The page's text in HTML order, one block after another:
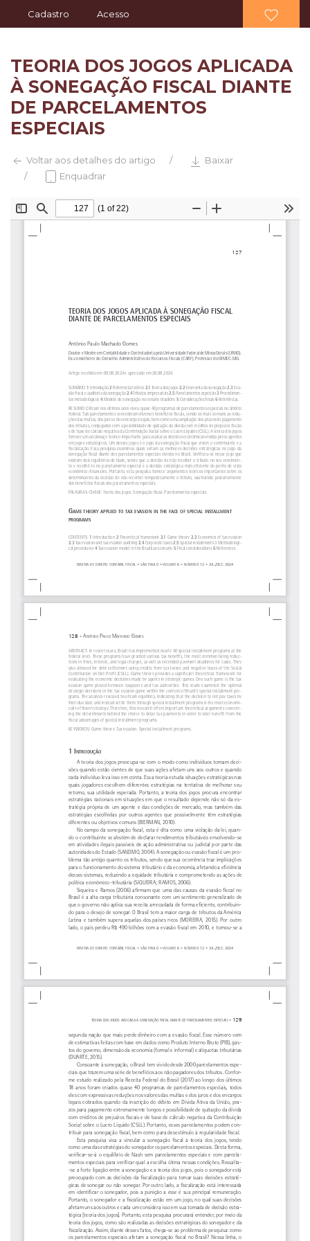
Cadastro Acesso
TEORIA DOS JOGOS APLICADA
À SONEGAÇÃO FISCAL DIANTE
DE PARCELAMENTOS
ESPECIAIS
Voltar aos detalhes do artigo
Baixar
Enquadrar